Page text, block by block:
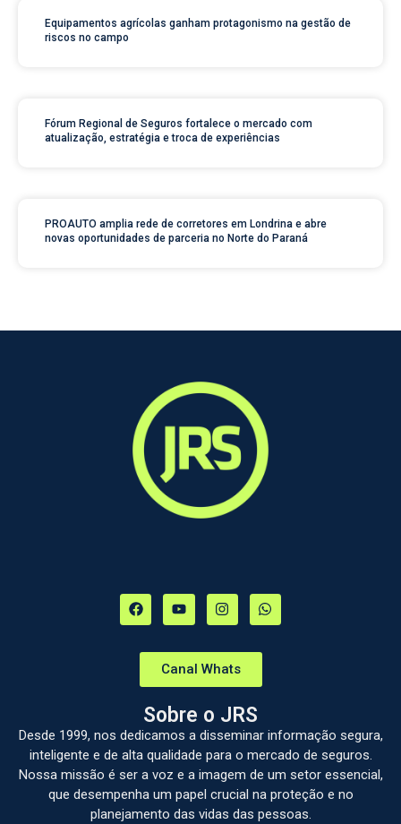
Equipamentos agrícolas ganham protagonismo na gestão de
riscos no campo
Fórum Regional de Seguros fortalece o mercado com
atualização, estratégia e troca de experiências
PROAUTO amplia rede de corretores em Londrina e abre
novas oportunidades de parceria no Norte do Paraná
Canal Whats
Sobre o JRS
Desde 1999, nos dedicamos a disseminar informação segura,
inteligente e de alta qualidade para o mercado de seguros.
Nossa missão é ser a voz e a imagem de um setor essencial,
que desempenha um papel crucial na proteção e no
planejamento das vidas das pessoas.